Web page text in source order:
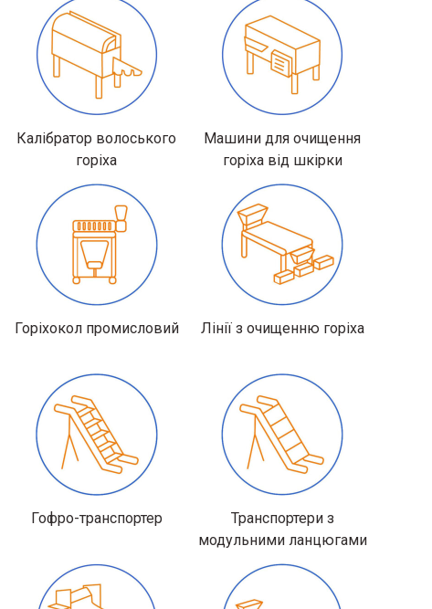
Калібратор волоського
горіха
Машини для очищення
горіха від шкірки
Горіхокол промисловий Лінії з очищенню горіха
Гофро-транспортер
Транспортери з
модульними ланцюгами